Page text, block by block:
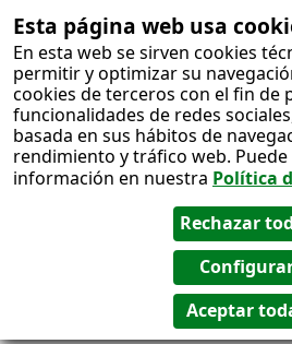
Esta página web usa
En esta web se sirven cookies
permitir y optimizar su
cookies de terceros con el fin de
funcionalidades de redes
basada en sus hábitos de
rendimiento y tráfico web.
información en nuestra Política